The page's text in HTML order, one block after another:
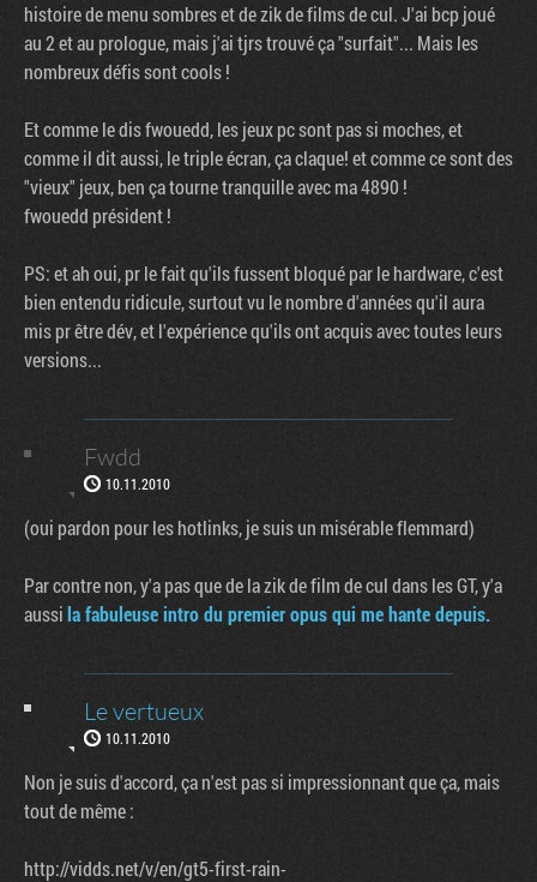
histoire de menu sombres et de zik de films de cul. J'ai bcp joué
au 2 et au prologue, mais j'ai tjrs trouvé ça "surfait"... Mais les
nombreux défis sont cools !
Et comme le dis fwouedd, les jeux pc sont pas si moches, et
comme il dit aussi, le triple écran, ça claque! et comme ce sont des
"vieux" jeux, ben ça tourne tranquille avec ma 4890 !
fwouedd président !
PS: et ah oui, pr le fait qu'ils fussent bloqué par le hardware, c'est
bien entendu ridicule, surtout vu le nombre d'années qu'il aura
mis pr être dév, et l'expérience qu'ils ont acquis avec toutes leurs
versions...
Fwdd
10.11.2010
(oui pardon pour les hotlinks, je suis un misérable flemmard)
Par contre non, y'a pas que de la zik de film de cul dans les GT, y'a
aussila fabuleuse intro du premier opus qui me hante depuis.
Le vertueux
10.11.2010
Non je suis d'accord, ça n'est pas si impressionnant que ça, mais
tout de même :
http://vidds.net/v/en/gt5-first-rain-